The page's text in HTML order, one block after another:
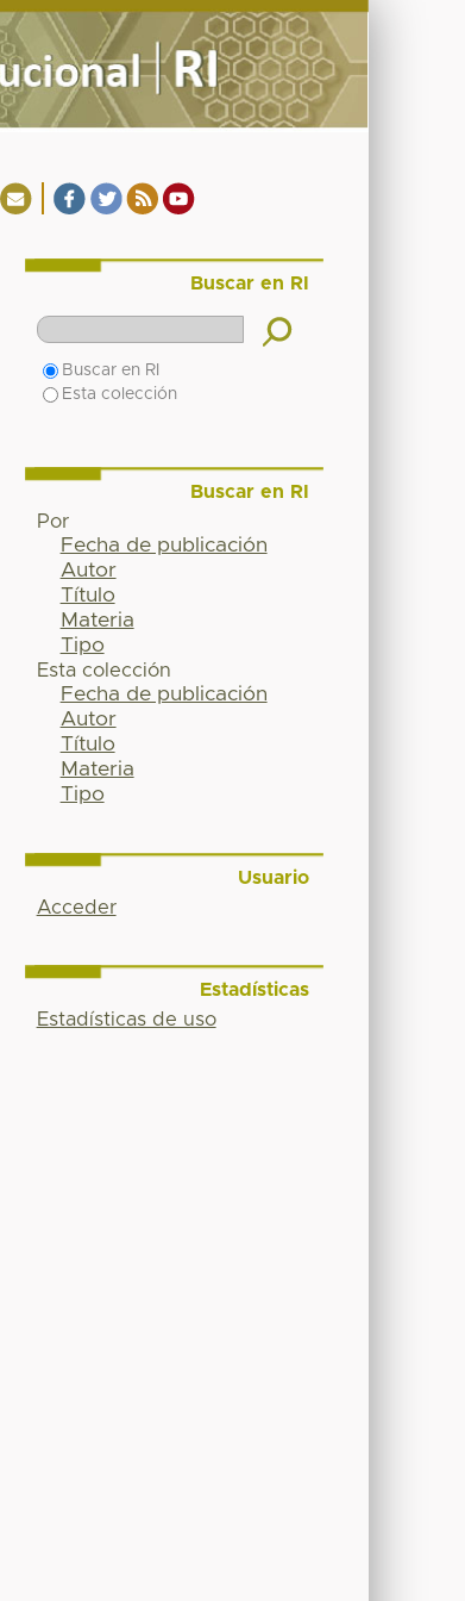
Buscar en RI
Buscar en RI
Esta colección
Buscar en RI
Por
Fecha de publicación
Autor
Título
Materia
Tipo
Esta colección
Fecha de publicación
Autor
Título
Materia
Tipo
Usuario
Acceder
Estadísticas
Estadísticas de uso